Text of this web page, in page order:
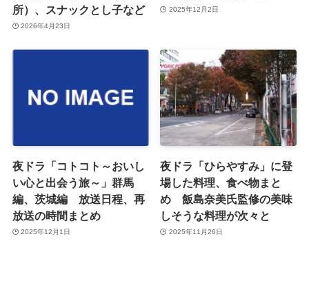
所）、スナックとし子など
2026年4月23日
2025年12月2日
夜ドラ「コトコト～おいし
い心と出会う旅～」群馬
編、茨城編 放送日程、再
放送の時間まとめ
2025年12月1日
夜ドラ「ひらやすみ」に登
場した料理、食べ物まと
め 飯島奈美氏監修の美味
しそうな料理が次々と
2025年11月26日